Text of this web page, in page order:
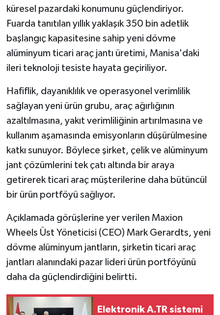
küresel pazardaki konumunu güçlendiriyor.
Fuarda tanıtılan yıllık yaklaşık 350 bin adetlik
başlangıç kapasitesine sahip yeni dövme
alüminyum ticari araç jantı üretimi, Manisa'daki
ileri teknoloji tesiste hayata geçiriliyor.
Hafiflik, dayanıklılık ve operasyonel verimlilik
sağlayan yeni ürün grubu, araç ağırlığının
azaltılmasına, yakıt verimliliğinin artırılmasına ve
kullanım aşamasında emisyonların düşürülmesine
katkı sunuyor. Böylece şirket, çelik ve alüminyum
jant çözümlerini tek çatı altında bir araya
getirerek ticari araç müşterilerine daha bütüncül
bir ürün portföyü sağlıyor.
Açıklamada görüşlerine yer verilen Maxion
Wheels Üst Yöneticisi (CEO) Mark Gerardts, yeni
dövme alüminyum jantların, şirketin ticari araç
jantları alanındaki pazar lideri ürün portföyünü
daha da güçlendirdiğini belirtti.
Elektronik A.TR sistemi